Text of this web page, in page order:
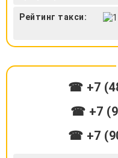
Рейтинг такси:
☎ +7
☎ +7
☎ +7